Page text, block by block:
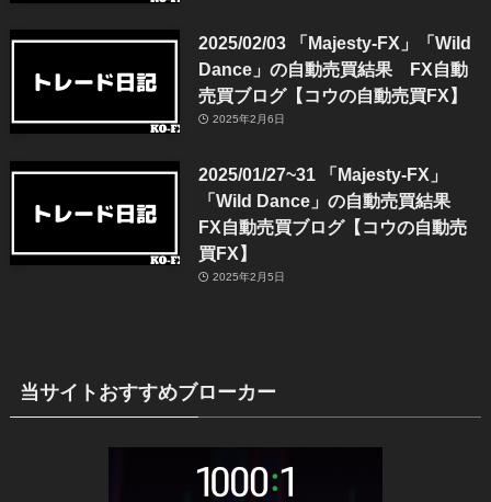
2025/02/03 「Majesty-FX」「Wild
Dance」の自動売買結果 FX自動
売買ブログ【コウの自動売買FX】
2025年2月6日
2025/01/27~31 「Majesty-FX」
「Wild Dance」の自動売買結果
FX自動売買ブログ【コウの自動売
買FX】
2025年2月5日
当サイトおすすめブローカー